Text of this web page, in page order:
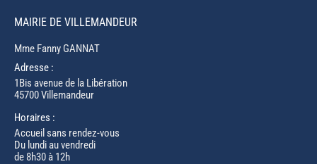
MAIRIE DE VILLEMANDEUR
Mme Fanny GANNAT
Adresse :
1Bis avenue de la Libération
45700 Villemandeur
Horaires :
Accueil sans rendez-vous
Du lundi au vendredi
de 8h30 à 12h